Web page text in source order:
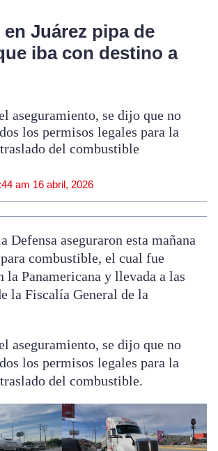
Juárez pipa de
iba con destino a
aseguramiento, se dijo que no
los permisos legales para la
del combustible
am 16 abril, 2026
Defensa aseguraron esta mañana
combustible, el cual fue
la Panamericana y llevada a las
la Fiscalía General de la
aseguramiento, se dijo que no
los permisos legales para la
del combustible.